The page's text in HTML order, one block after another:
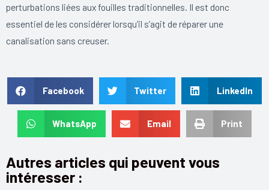
perturbations liées aux fouilles traditionnelles. Il est donc
essentiel de les considérer lorsqu’il s’agit de réparer une
canalisation sans creuser.
Facebook Twitter LinkedIn
WhatsApp Email Print
Autres articles qui peuvent vous
intéresser :